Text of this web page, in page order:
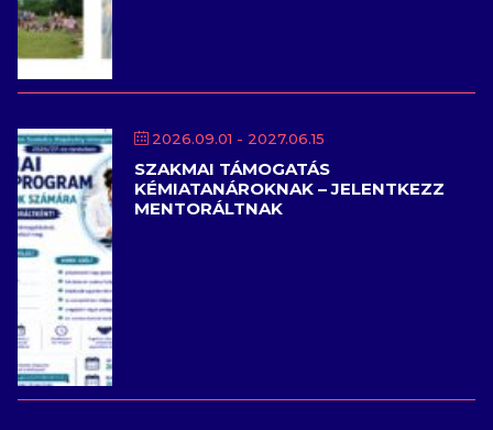
2026.09.01 - 2027.06.15
SZAKMAI TÁMOGATÁS
KÉMIATANÁROKNAK – JELENTKEZZ
MENTORÁLTNAK